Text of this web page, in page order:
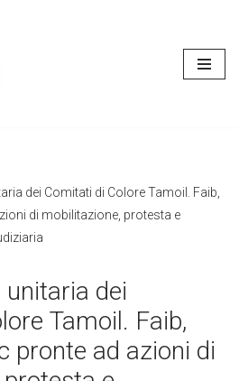
dei Comitati di Colore Tamoil. Faib,
di mobilitazione, protesta e
unitaria dei
Tamoil. Faib,
pronte ad azioni di